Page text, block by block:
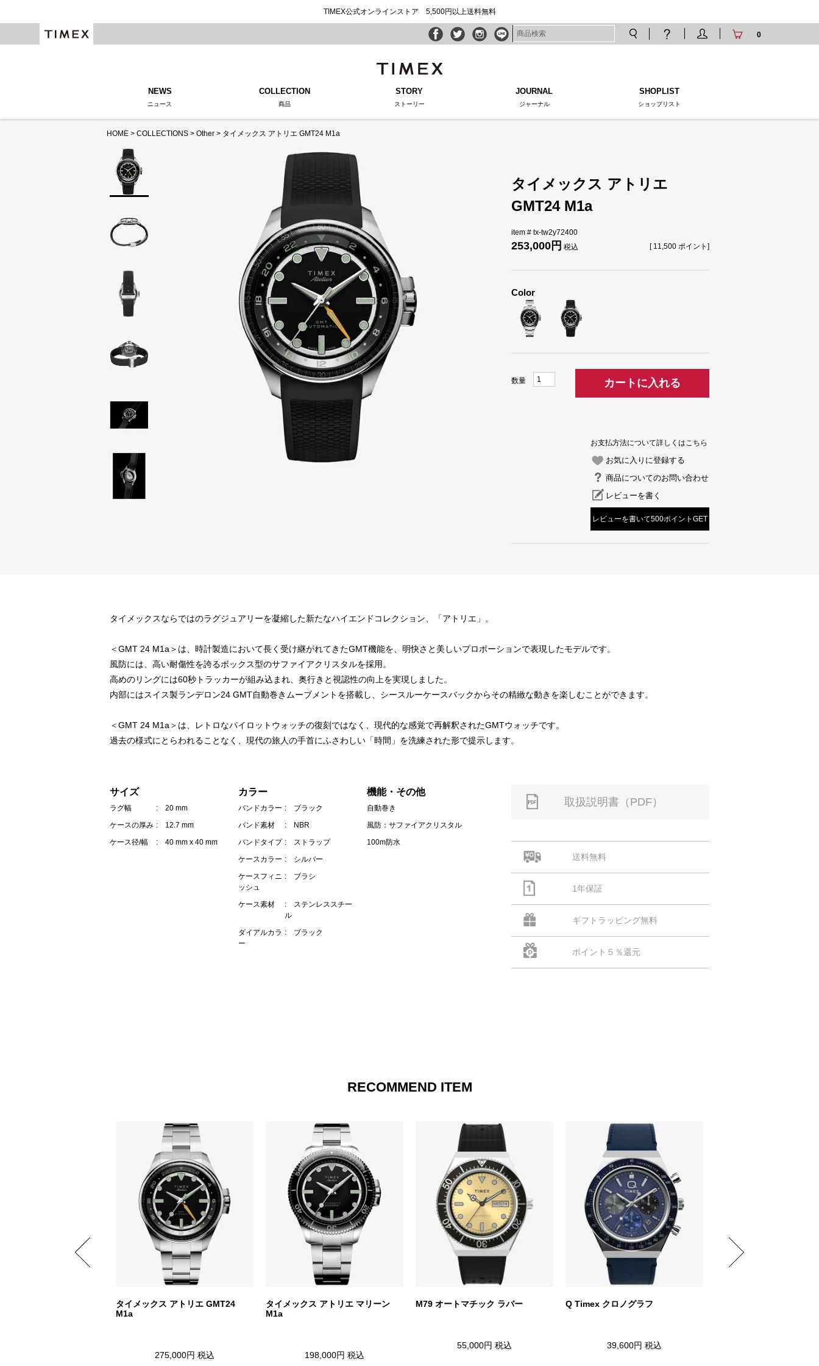
TIMEX公式オンラインストア 5,500円以上送料無料
0
NEWS
ニュース
COLLECTION
商品
STORY
ストーリー
JOURNAL
ジャーナル
SHOPLIST
ショップリスト
HOME COLLECTIONS Other タイメックス アトリエ GMT24 M1a
タイメックス アトリエ
GMT24 M1a
tx-tw2y72400
253,000 税込 [ 11,500 ポイント]
Color
カートに入れる
お支払方法について詳しくはこちら
お気に入りに登録する
商品についてのお問い合わせ
レビューを書く
レビューを書いて500ポイントGET
タイメックスならではのラグジュアリーを凝縮した新たなハイエンドコレクション、「アトリエ」。
＜GMT 24 M1a＞は、時計製造において長く受け継がれてきたGMT機能を、明快さと美しいプロポーションで表現したモデルです。
風防には、高い耐傷性を誇るボックス型のサファイアクリスタルを採用。
高めのリングには60秒トラッカーが組み込まれ、奥行きと視認性の向上を実現しました。
内部にはスイス製ランデロン24 GMT自動巻きムーブメントを搭載し、シースルーケースバックからその精緻な動きを楽しむことができます。
＜GMT 24 M1a＞は、レトロなパイロットウォッチの復刻ではなく、現代的な感覚で再解釈されたGMTウォッチです。
過去の様式にとらわれることなく、現代の旅人の手首にふさわしい「時間」を洗練された形で提示します。
サイズ
ラグ幅
: 20 mm
ケースの厚み : 12.7 mm
ケース径/幅
: 40 mm x 40 mm
カラー
バンドカラー : ブラック
バンド素材
: NBR
バンドタイプ : ストラップ
ケースカラー : シルバー
ケースフィニ
ッシュ
: ブラシ
ケース素材
: ステンレススチー
ル
ダイアルカラ
ー
: ブラック
機能・その他
自動巻き
風防：サファイアクリスタル
100m防水
取扱説明書（PDF）
送料無料
1年保証
ギフトラッピング無料
ポイント５％還元
RECOMMEND ITEM
タイメックス アトリエ GMT24
M1a
275,000円 税込
タイメックス アトリエ マリーン
M1a
198,000円 税込
M79 オートマチック ラバー
55,000円 税込
Q Timex クロノグラフ
39,600円 税込